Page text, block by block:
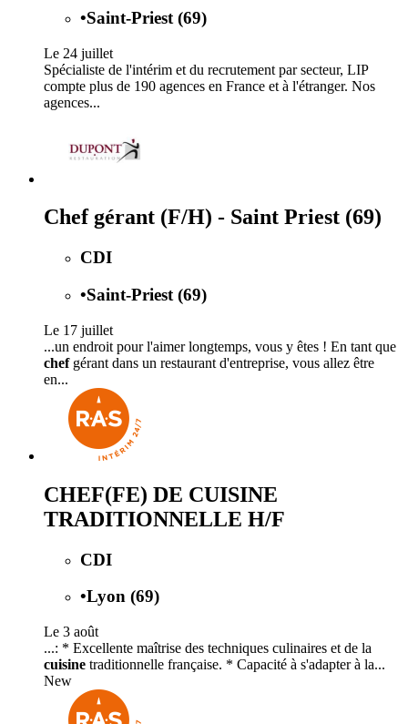
•Saint-Priest (69)
Le 24 juillet
Spécialiste de l'intérim et du recrutement par secteur, LIP
compte plus de 190 agences en France et à l'étranger. Nos
agences...
Chef gérant (F/H) - Saint Priest (69)
CDI
•Saint-Priest (69)
Le 17 juillet
...un endroit pour l'aimer longtemps, vous y êtes ! En tant que
chefgérant dans un restaurant d'entreprise, vous allez être
en...
CHEF(FE) DE CUISINE
TRADITIONNELLE H/F
CDI
•Lyon (69)
Le 3 août
...: * Excellente maîtrise des techniques culinaires et de la
cuisine traditionnelle française. * Capacité à s'adapter à la...
New